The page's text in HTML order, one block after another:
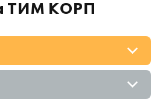
ТИМ КОРП